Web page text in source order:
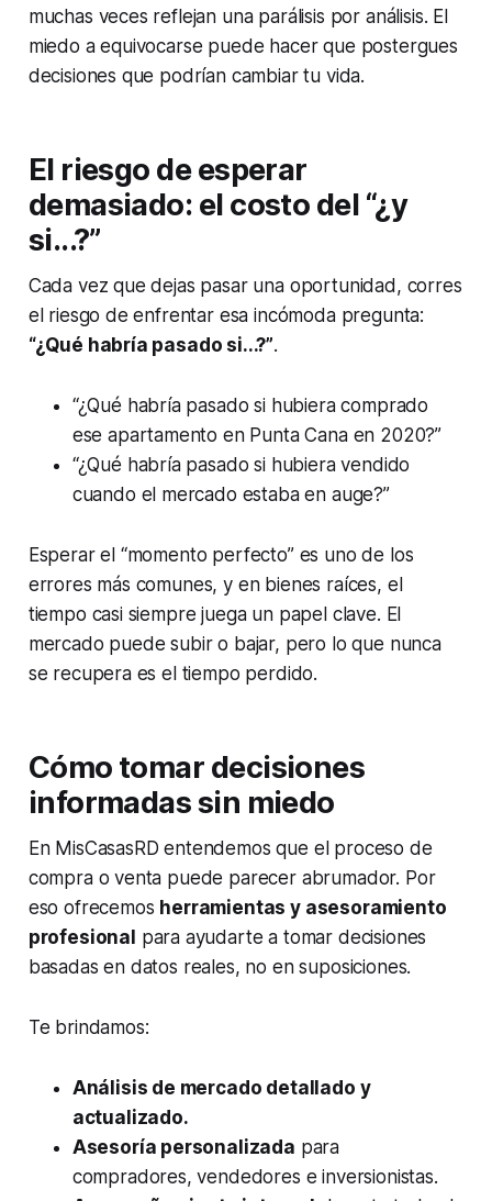
muchas veces reflejan una parálisis por análisis. El
miedo a equivocarse puede hacer que postergues
decisiones que podrían cambiar tu vida.
El riesgo de esperar
demasiado: el costo del “¿y
si...?”
Cada vez que dejas pasar una oportunidad, corres
el riesgo de enfrentar esa incómoda pregunta:
“¿Qué habría pasado si...?”.
“¿Qué habría pasado si hubiera comprado
ese apartamento en Punta Cana en 2020?”
“¿Qué habría pasado si hubiera vendido
cuando el mercado estaba en auge?”
Esperar el “momento perfecto” es uno de los
errores más comunes, y en bienes raíces, el
tiempo casi siempre juega un papel clave. El
mercado puede subir o bajar, pero lo que nunca
se recupera es el tiempo perdido.
Cómo tomar decisiones
informadas sin miedo
En MisCasasRD entendemos que el proceso de
compra o venta puede parecer abrumador. Por
eso ofrecemos herramientas y asesoramiento
profesional para ayudarte a tomar decisiones
basadas en datos reales, no en suposiciones.
Te brindamos:
Análisis de mercado detallado y
actualizado.
Asesoría personalizada para
compradores, vendedores e inversionistas.